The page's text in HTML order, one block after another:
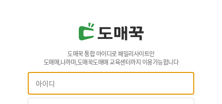
도매꾹 통합 아이디로 패밀리사이트인
도매매,나까마,도매꾹도매매 교육센터까지 이용가능합니다